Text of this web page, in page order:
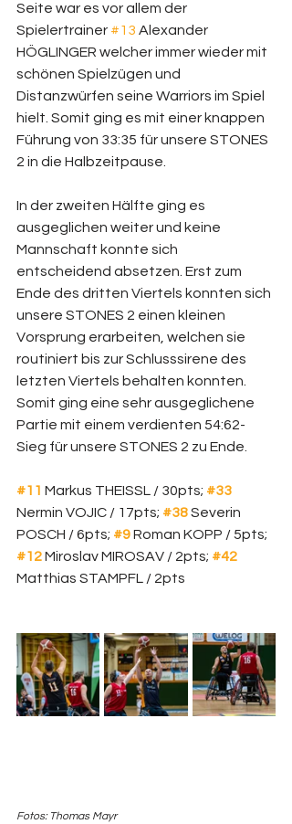
Seite war es vor allem der
Spielertrainer #13 Alexander
HÖGLINGER welcher immer wieder mit
schönen Spielzügen und
Distanzwürfen seine Warriors im Spiel
hielt. Somit ging es mit einer knappen
Führung von 33:35 für unsere STONES
2 in die Halbzeitpause.
In der zweiten Hälfte ging es
ausgeglichen weiter und keine
Mannschaft konnte sich
entscheidend absetzen. Erst zum
Ende des dritten Viertels konnten sich
unsere STONES 2 einen kleinen
Vorsprung erarbeiten, welchen sie
routiniert bis zur Schlusssirene des
letzten Viertels behalten konnten.
Somit ging eine sehr ausgeglichene
Partie mit einem verdienten 54:62-
Sieg für unsere STONES 2 zu Ende.
#11 Markus THEISSL / 30pts; #33
Nermin VOJIC / 17pts; #38 Severin
POSCH / 6pts; #9Roman KOPP / 5pts;
#12 Miroslav MIROSAV / 2pts; #42
Matthias STAMPFL / 2pts
Fotos: Thomas Mayr